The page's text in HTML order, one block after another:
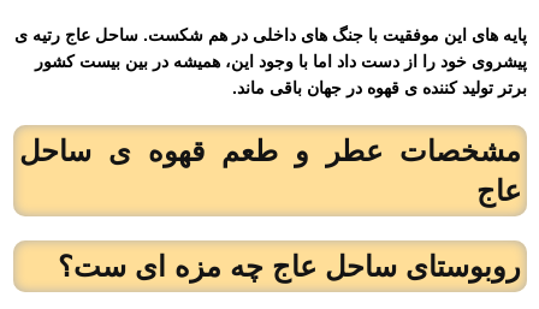
پایه های این موفقیت با جنگ های داخلی در هم شکست. ساحل عاج رتیه ی
پیشروی خود را از دست داد اما با وجود این، همیشه در بین بیست کشور
برتر تولید کننده ی قهوه در جهان باقی ماند.
مشخصات عطر و طعمقهوه ی ساحل
عاج
روبوستای ساحل عاج چه مزه ای ست؟